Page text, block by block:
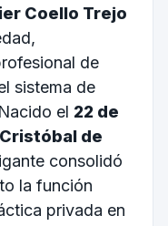
Coello Trejo
de
sistema de
el 22 de
de
consolidó
la función
privada en